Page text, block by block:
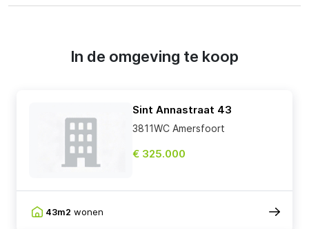
In de omgeving te koop
Sint Annastraat 43
3811WC Amersfoort
€ 325.000
43m2 wonen